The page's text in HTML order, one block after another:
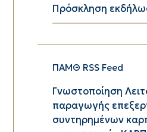
Πρόσκληση
ΠΑΜΘ RSS Feed
Γνωστοποίηση
παραγωγής
συντηρημένων